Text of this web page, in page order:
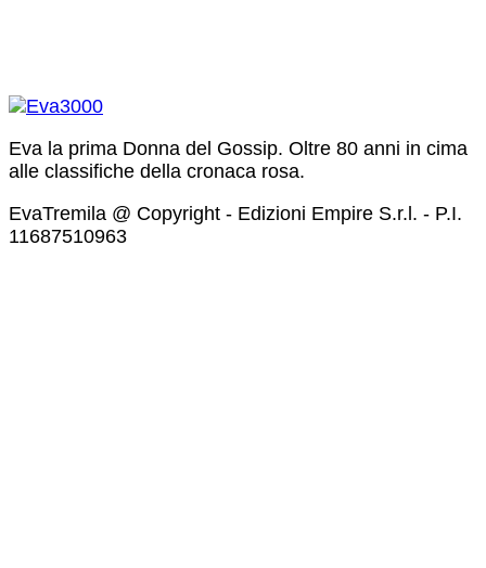
Eva la prima Donna del Gossip. Oltre 80 anni in cima
alle classifiche della cronaca rosa.
EvaTremila @ Copyright - Edizioni Empire S.r.l. - P.I.
11687510963​